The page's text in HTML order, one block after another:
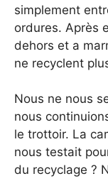
simplement
ordures. Après
dehors et a
ne recyclent
Nous ne nous
nous
le trottoir. La
nous testait
du recyclage ?